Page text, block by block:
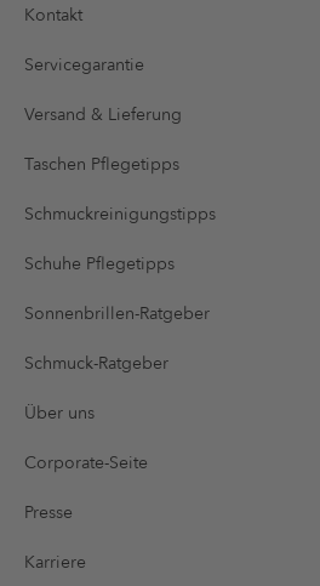
Kontakt
Servicegarantie
Versand & Lieferung
Taschen Pflegetipps
Schmuckreinigungstipps
Schuhe Pflegetipps
Sonnenbrillen-Ratgeber
Schmuck-Ratgeber
Über uns
Corporate-Seite
Presse
Karriere